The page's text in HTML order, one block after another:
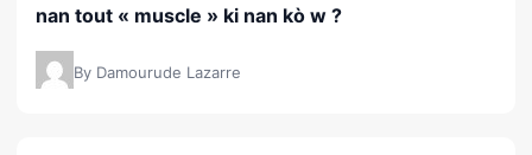
nan tout « muscle » ki nan kò w ?
By Damourude Lazarre